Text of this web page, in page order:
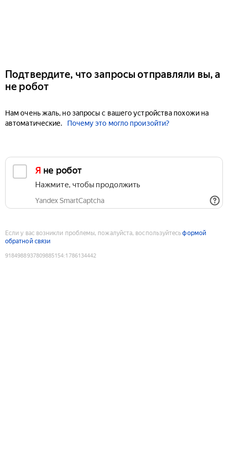
Подтвердите, что запросы отправляли вы, а
не робот
Нам очень жаль, но запросы с вашего устройства похожи на
автоматические.
Почему это могло произойти?
Я не робот
Нажмите, чтобы продолжить
Yandex SmartCaptcha
Если у вас возникли проблемы, пожалуйста, воспользуйтесьформой
обратной связи
9184988937809885154:1786134442